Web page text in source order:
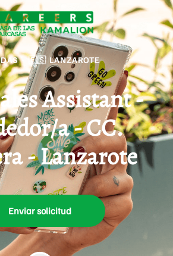
· 🇪🇸 LANZAROTE
Assistant -
a - CC.
- Lanzarote
Enviar solicitud